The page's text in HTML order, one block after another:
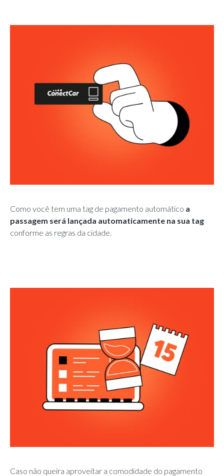
Como você tem uma tag de pagamento automático a
passagem será lançada automaticamente na sua tag
conforme as regras da cidade.
Caso não queira aproveitar a comodidade do pagamento